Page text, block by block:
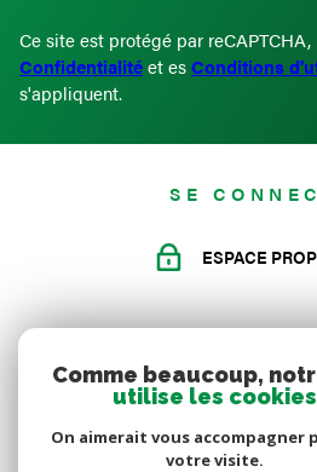
Ce site est protégé par reCAPTCHA,
Confidentialitéet esConditions
s'appliquent.
SE
ESPACE
Comme beaucoup,
utilise les cookies
On aimerait vous accompagner
votre visite.